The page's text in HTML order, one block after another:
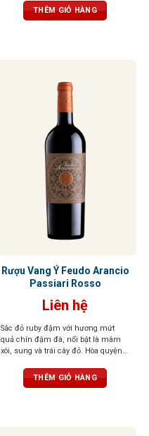
mịn như nhung, cân bằng, dễ chịu,
hậu vị dài, để lại ấn tượng tinh tế và
THÊM GIỎ HÀNG
Rượu Vang Ý Feudo Arancio
Passiari Rosso
Liên hệ
Sắc đỏ ruby đậm với hương mứt
quả chín đậm đà, nổi bật là mâm
xôi, sung và trái cây đỏ. Hòa quyện
như tiêu đen, quế, thảo mộc khô,
gợi cảm giác ấm áp và hài hòa.
THÊM GIỎ HÀNG